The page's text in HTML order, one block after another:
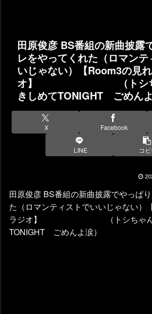
田原俊彦 BS番組の新曲披露
レをやってくれた（ロマン
いじゃない）【Room3の見
オ】 （トシち
きしめてTONIGHT ごめんよ
X Facebook
LINE コ
田原俊彦 BS番組の新曲披露でやっぱ
た（ロマンティストでいいじゃない）
ラジオ】 （トシちゃん
TONIGHT ごめんよ涙）